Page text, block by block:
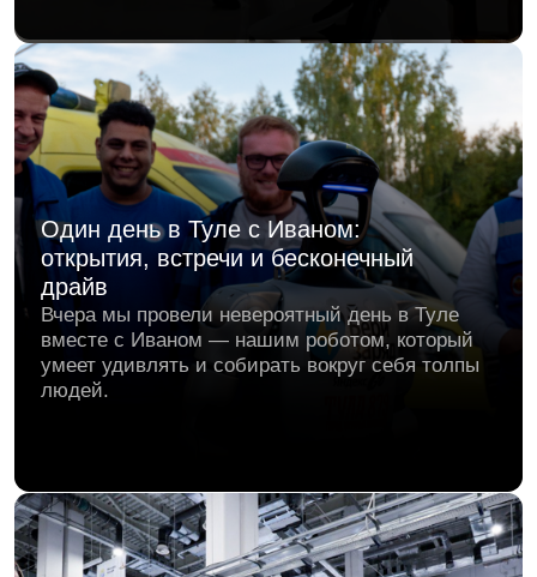
Робо-собаки на страже труда:
DeepRobotics Lite3 и Unitree Go2 Air
на ВНОТ-2025 в Сочи
В середине сентября в Сочи прошла
юбилейная Всероссийская неделя охраны
труда (ВНОТ-2025) — ключевая площадка для
обмена опытом и выработки решений в
области кадровой политики и охраны труда.